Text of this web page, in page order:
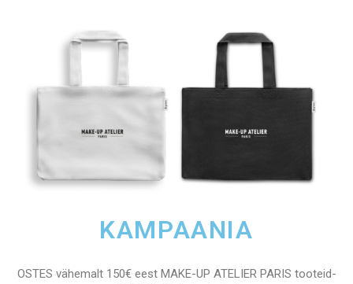
KAMPAANIA
OSTES vähemalt 150€ eest MAKE-UP ATELIER PARIS tooteid-